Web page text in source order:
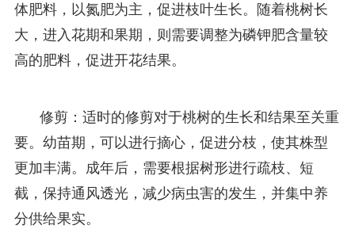
体肥料，以氮肥为主，促进枝叶生长。随着桃树长
大，进入花期和果期，则需要调整为磷钾肥含量较
高的肥料，促进开花结果。
修剪：适时的修剪对于桃树的生长和结果至关重
要。幼苗期，可以进行摘心，促进分枝，使其株型
更加丰满。成年后，需要根据树形进行疏枝、短
截，保持通风透光，减少病虫害的发生，并集中养
分供给果实。